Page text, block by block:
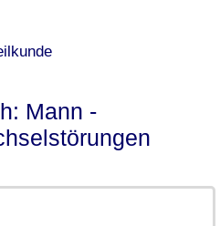
Mann -